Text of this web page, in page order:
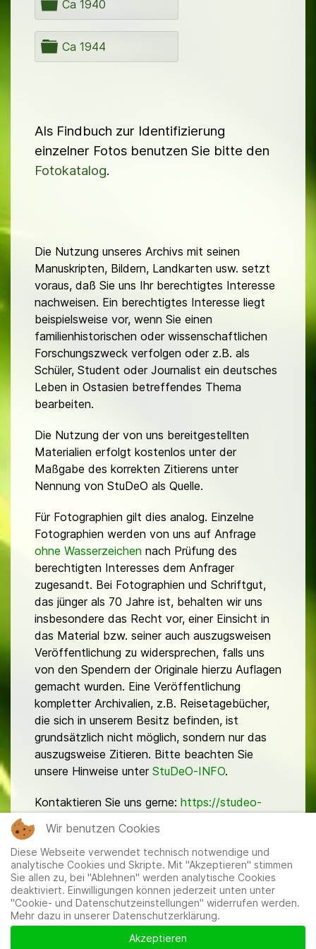
e
r
r
d
n
e
Ca 1940
O
r
Ca 1944
Als Findbuch zur Identifizierung
einzelner Fotos benutzen Sie bitte den
Fotokatalog.
Die Nutzung unseres Archivs mit seinen
Manuskripten, Bildern, Landkarten usw. setzt
voraus, daß Sie uns Ihr berechtigtes Interesse
nachweisen. Ein berechtigtes Interesse liegt
beispielsweise vor, wenn Sie einen
familienhistorischen oder wissenschaftlichen
Forschungszweck verfolgen oder z.B. als
Schüler, Student oder Journalist ein deutsches
Leben in Ostasien betreffendes Thema
bearbeiten.
Die Nutzung der von uns bereitgestellten
Materialien erfolgt kostenlos unter der
Maßgabe des korrekten Zitierens unter
Nennung von StuDeO als Quelle.
Für Fotographien gilt dies analog. Einzelne
Fotographien werden von uns auf Anfrage
ohne Wasserzeichen nach Prüfung des
berechtigten Interesses dem Anfrager
zugesandt. Bei Fotographien und Schriftgut,
das jünger als 70 Jahre ist, behalten wir uns
insbesondere das Recht vor, einer Einsicht in
das Material bzw. seiner auch auszugsweisen
Veröffentlichung zu widersprechen, falls uns
von den Spendern der Originale hierzu Auflagen
gemacht wurden. Eine Veröffentlichung
kompletter Archivalien, z.B. Reisetagebücher,
die sich in unserem Besitz befinden, ist
grundsätzlich nicht möglich, sondern nur das
auszugsweise Zitieren. Bitte beachten Sie
unsere Hinweise unter StuDeO-INFO.
Kontaktieren Sie uns gerne: https://studeo-
Mitglieder|Impressum|Datenschutzerklärung|Cookie-
und Datenschutzeinstellungen
Wir benutzen Cookies
Diese Webseite verwendet technisch notwendige und
analytische Cookies und Skripte. Mit "Akzeptieren" stimmen
Sie allen zu, bei "Ablehnen" werden analytische Cookies
deaktiviert. Einwilligungen können jederzeit unten unter
"Cookie- und Datenschutzeinstellungen" widerrufen werden.
Mehr dazu in unserer Datenschutzerklärung.
Akzeptieren